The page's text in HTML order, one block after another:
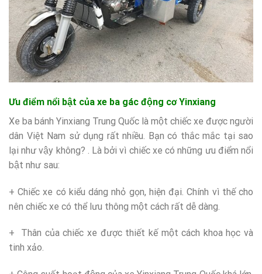
Ưu điểm nổi bật của xe ba gác động cơ Yinxiang
Xe ba bánh Yinxiang Trung Quốc là một chiếc xe được người
dân Việt Nam sử dụng rất nhiều. Bạn có thắc mắc tại sao
lại như vậy không? . Là bởi vì chiếc xe có những ưu điểm nổi
bật như sau:
+ Chiếc xe có kiểu dáng nhỏ gọn, hiện đại. Chính vì thế cho
nên chiếc xe có thể lưu thông một cách rất dễ dàng.
+ Thân của chiếc xe được thiết kế một cách khoa học và
tinh xảo.